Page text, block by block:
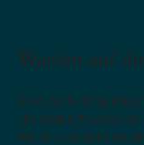
Warten auf
Sooo, nach viel zu
alle Work & Traveller,
Wie ihr euch vielleicht